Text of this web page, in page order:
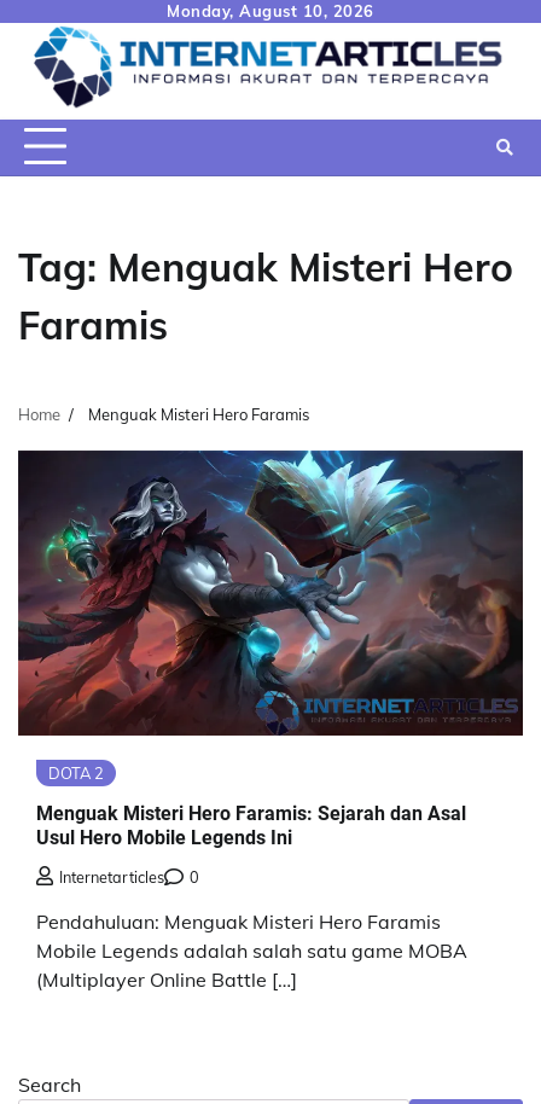
content
Monday, August 10, 2026
Tag: Menguak Misteri Hero
Faramis
Home Menguak Misteri Hero Faramis
DOTA 2
Menguak Misteri Hero Faramis: Sejarah dan Asal
Usul Hero Mobile Legends Ini
Internetarticles 0
Pendahuluan: Menguak Misteri Hero Faramis
Mobile Legends adalah salah satu game MOBA
(Multiplayer Online Battle […]
Search